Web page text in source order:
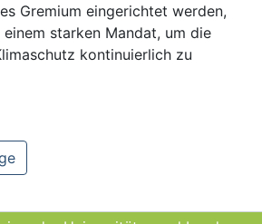
Gremium eingerichtet werden,
starken Mandat, um die
kontinuierlich zu